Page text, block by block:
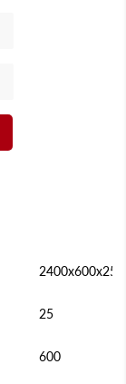
2400х600х25
25
600